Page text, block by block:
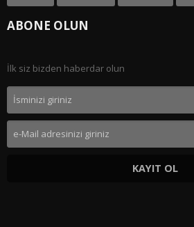
ABONE OLUN
İlk siz bizden haberdar olun
KAYIT OL